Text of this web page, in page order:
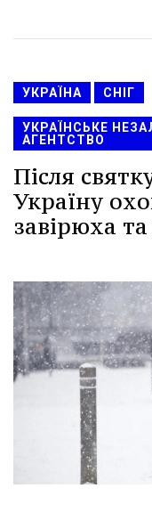
УКРАЇНА СНІГ
УКРАЇНСЬКЕ
АГЕНТСТВО
Після
Україну
завірюха